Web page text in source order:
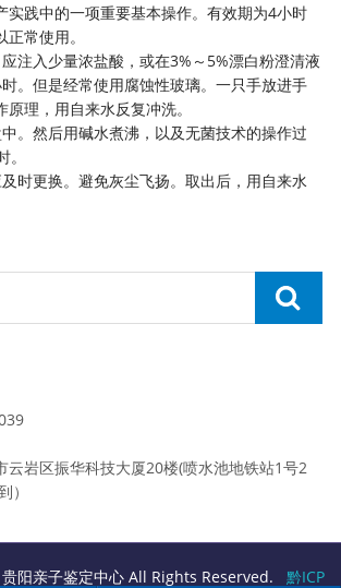
实践中的一项重要基本操作。有效期为4小时
常使用。
注入少量浓盐酸，或在3%～5%漂白粉澄清液
。但是经常使用腐蚀性玻璃。一只手放进手
理，用自来水反复冲洗。
。然后用碱水煮沸，以及无菌技术的操作过
时更换。避免灰尘飞扬。取出后，用自来水
云岩区振华科技大厦20楼(喷水池地铁站1号2
）
阳亲子鉴定中心 All Rights Reserved. 黔ICP